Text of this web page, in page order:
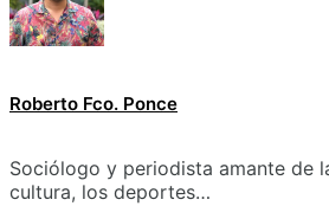
Roberto Fco. Ponce
Sociólogo y periodista amante de
cultura, los deportes…